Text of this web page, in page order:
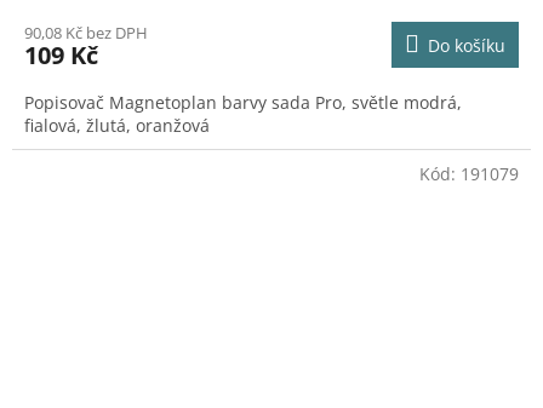
90,08 Kč bez DPH
109 Kč Do košíku
Popisovač Magnetoplan barvy sada Pro, světle modrá,
fialová, žlutá, oranžová
Kód: 191079